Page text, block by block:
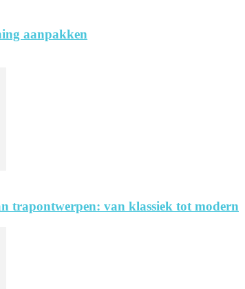
aanpakken
trapontwerpen: van klassiek tot modern